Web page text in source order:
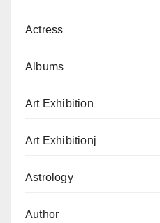
Actress
Albums
Art Exhibition
Art Exhibitionj
Astrology
Author